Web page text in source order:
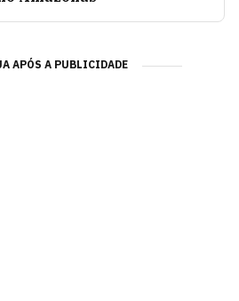
APÓS A PUBLICIDADE